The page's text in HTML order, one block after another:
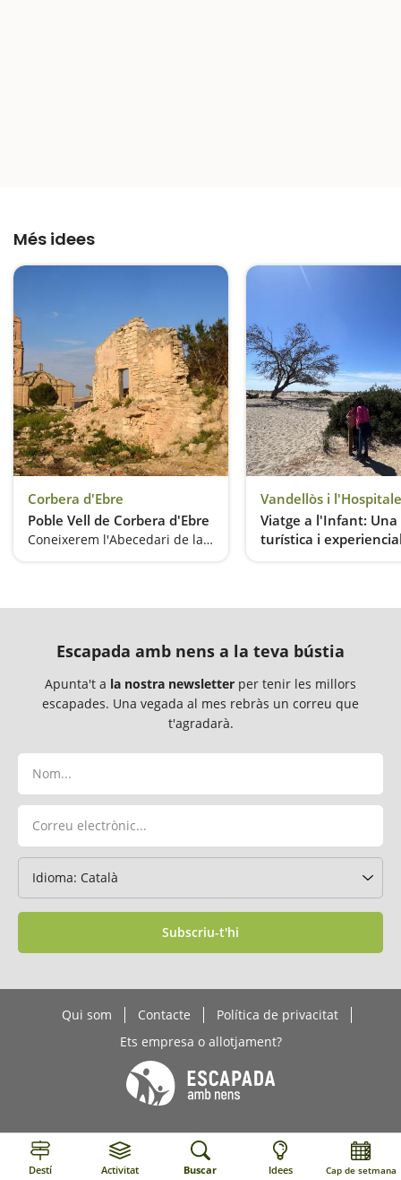
Més idees
Corbera d'Ebre
Poble Vell de Corbera d'Ebre
Coneixerem l'Abecedari de la Llibertat
Viatge a l'Infant: Una ruta
turística i
Escapada amb nens a la teva bústia
Apunta't a la nostra newsletter per tenir les millors
escapades. Una vegada al mes rebràs un correu que
t'agradarà.
Subscriu-t'hi
Qui som Contacte
Política de privacitat
Ets empresa o allotjament?
Destí Activitat Buscar Idees Cap de setmana